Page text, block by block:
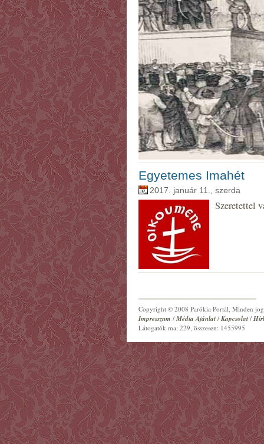
Egyetemes Imahét
2017. január 11., szerda
Szeretettel
Copyright © 2008 Parókia Portál, Minden
Impresszum / Média Ajánlat / Kapcsolat /
Látogatók ma: 229, összesen: 1455995